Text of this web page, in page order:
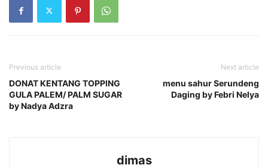
Previous article
DONAT KENTANG TOPPING
GULA PALEM/ PALM SUGAR
by Nadya Adzra
Next article
menu sahur Serundeng
Daging by Febri Nelya
dimas